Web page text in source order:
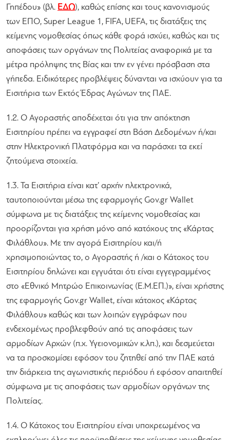
Γηπέδου» (βλ. ΕΔΩ), καθώς επίσης και τους κανονισμούς
των ΕΠΟ, Super League 1, FIFA, UEFA, τις διατάξεις της
κείμενης νομοθεσίας όπως κάθε φορά ισχύει, καθώς και τις
αποφάσεις των οργάνων της Πολιτείας αναφορικά με τα
μέτρα πρόληψης της Βίας και την εν γένει πρόσβαση στα
γήπεδα. Ειδικότερες προβλέψεις δύνανται να ισχύουν για τα
Εισιτήρια των Εκτός Έδρας Αγώνων της ΠΑΕ.
1.2. Ο Αγοραστής αποδέχεται ότι για την απόκτηση
Εισιτηρίου πρέπει να εγγραφεί στη Βάση Δεδομένων ή/και
στην Ηλεκτρονική Πλατφόρμα και να παράσχει τα εκεί
ζητούμενα στοιχεία.
1.3. Τα Εισιτήρια είναι κατ’ αρχήν ηλεκτρονικά,
ταυτοποιούνται μέσω της εφαρμογής Gov.gr Wallet
σύμφωνα με τις διατάξεις της κείμενης νομοθεσίας και
προορίζονται για χρήση μόνο από κατόχους της «Κάρτας
Φιλάθλου». Με την αγορά Εισιτηρίου και/ή
χρησιμοποιώντας το, ο Αγοραστής ή /και ο Κάτοχος του
Εισιτηρίου δηλώνει και εγγυάται ότι είναι εγγεγραμμένος
στο «Εθνικό Μητρώο Επικοινωνίας (Ε.Μ.ΕΠ.)», είναι χρήστης
της εφαρμογής Gov.gr Wallet, είναι κάτοχος «Κάρτας
Φιλάθλου» καθώς και των λοιπών εγγράφων που
ενδεχομένως προβλεφθούν από τις αποφάσεις των
αρμοδίων Αρχών (π.χ. Υγειονομικών κ.λπ.), και δεσμεύεται
να τα προσκομίσει εφόσον του ζητηθεί από την ΠΑΕ κατά
την διάρκεια της αγωνιστικής περιόδου ή εφόσον απαιτηθεί
σύμφωνα με τις αποφάσεις των αρμοδίων οργάνων της
Πολιτείας.
1.4. Ο Κάτοχος του Εισιτηρίου είναι υποχρεωμένος να